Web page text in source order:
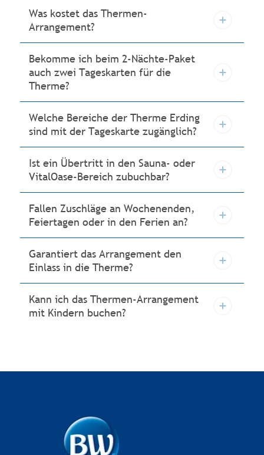
Was kostet das Thermen-
Arrangement?
Bekomme ich beim 2-Nächte-Paket
auch zwei Tageskarten für die
Therme?
Welche Bereiche der Therme Erding
sind mit der Tageskarte zugänglich?
Ist ein Übertritt in den Sauna- oder
VitalOase-Bereich zubuchbar?
Fallen Zuschläge an Wochenenden,
Feiertagen oder in den Ferien an?
Garantiert das Arrangement den
Einlass in die Therme?
Kann ich das Thermen-Arrangement
mit Kindern buchen?